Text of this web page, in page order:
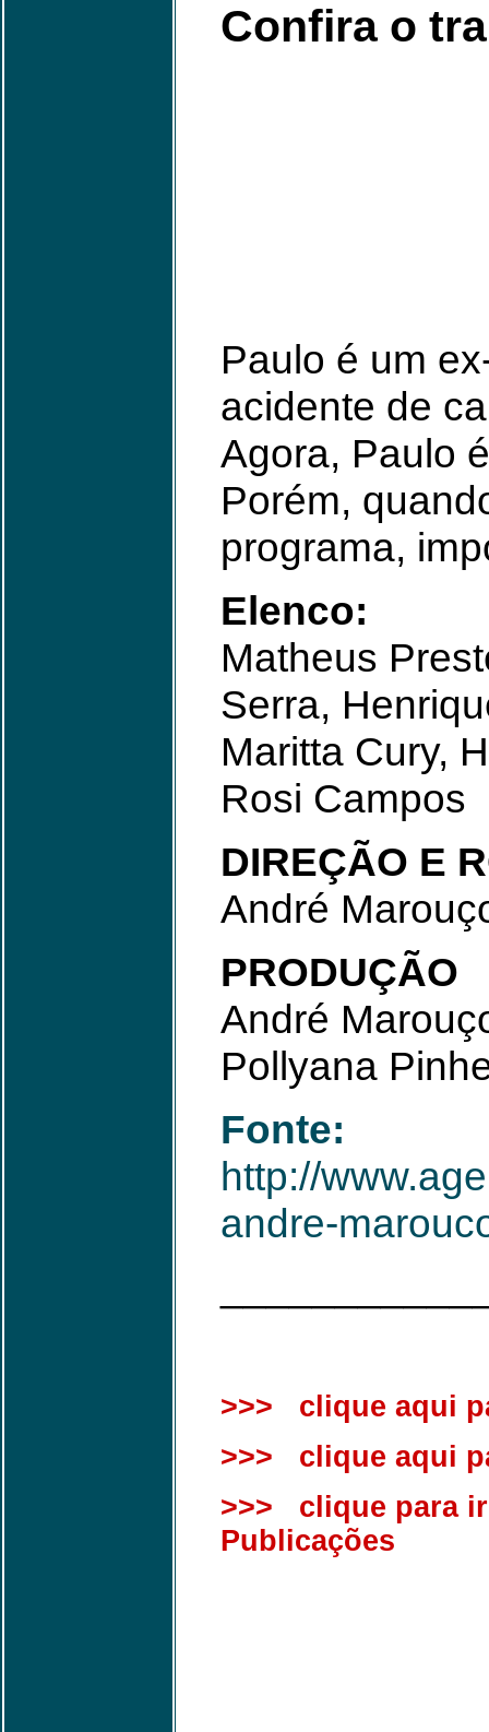
Confira o
Paulo é um
acidente de
Agora, Paulo
Porém,
programa,
Elenco:
Matheus
Serra,
Maritta Cury,
Rosi Campos
DIREÇÃO E
André
PRODUÇÃO
André
Pollyana
Fonte:
http://
andre-
>>> clique aqui
>>> clique aqui
>>> clique para ir
Publicações